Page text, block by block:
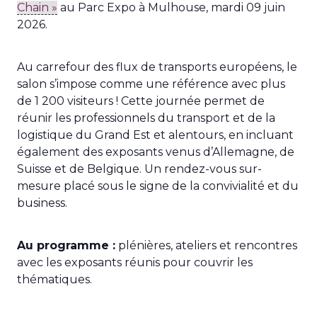
Chain » au Parc Expo à Mulhouse, mardi 09 juin
2026.
Au carrefour des flux de transports européens, le
salon s’impose comme une référence avec plus
de 1 200 visiteurs ! Cette journée permet de
réunir les professionnels du transport et de la
logistique du Grand Est et alentours, en incluant
également des exposants venus d’Allemagne, de
Suisse et de Belgique. Un rendez-vous sur-
mesure placé sous le signe de la convivialité et du
business.
Au programme : plénières, ateliers et rencontres
avec les exposants réunis pour couvrir les
thématiques.